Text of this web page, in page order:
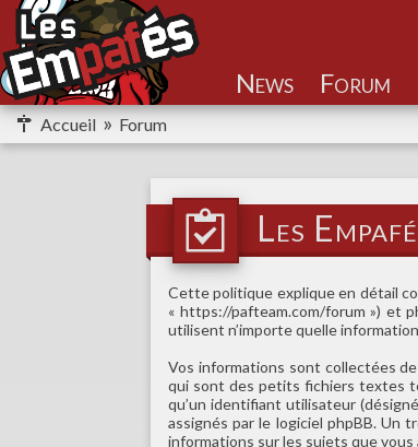
Accueil Forum
Les
Cette politique explique en détail
« https://pafteam.com/forum ») et
utilisent n’importe quelle
Vos informations sont collectées de
qui sont des petits fichiers textes
qu’un identifiant utilisateur
assignés par le logiciel phpBB. Un
informations sur les sujets que vous